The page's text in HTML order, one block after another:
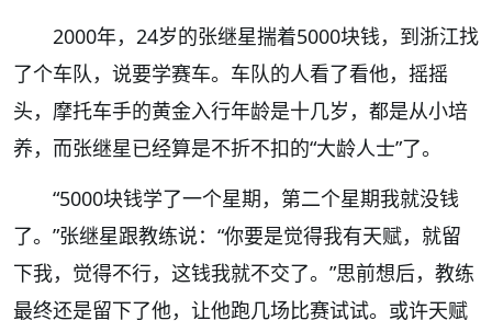
2000年，24岁的张继星揣着5000块钱，到浙江找
了个车队，说要学赛车。车队的人看了看他，摇摇
头，摩托车手的黄金入行年龄是十几岁，都是从小培
养，而张继星已经算是不折不扣的“大龄人士”了。
“5000块钱学了一个星期，第二个星期我就没钱
了。”张继星跟教练说：“你要是觉得我有天赋，就留
下我，觉得不行，这钱我就不交了。”思前想后，教练
最终还是留下了他，让他跑几场比赛试试。或许天赋